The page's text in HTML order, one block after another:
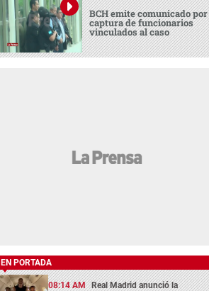
BCH emite comunicado por
captura de funcionarios
vinculados al caso
EN PORTADA
08:14 AM Real Madrid anunció la